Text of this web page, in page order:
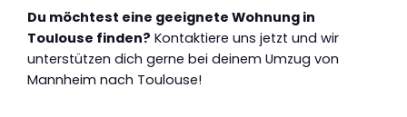
Du möchtest eine geeignete Wohnung in
Toulouse finden? Kontaktiere uns jetzt und wir
unterstützen dich gerne bei deinem Umzug von
Mannheim nach Toulouse!